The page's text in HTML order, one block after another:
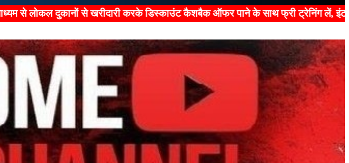
करके डिस्काउंट कैशबैक ऑफर पाने के साथ फ्री ट्रेनिंग लें, इंटरव्यू पास करें, प्रैक्टिकल